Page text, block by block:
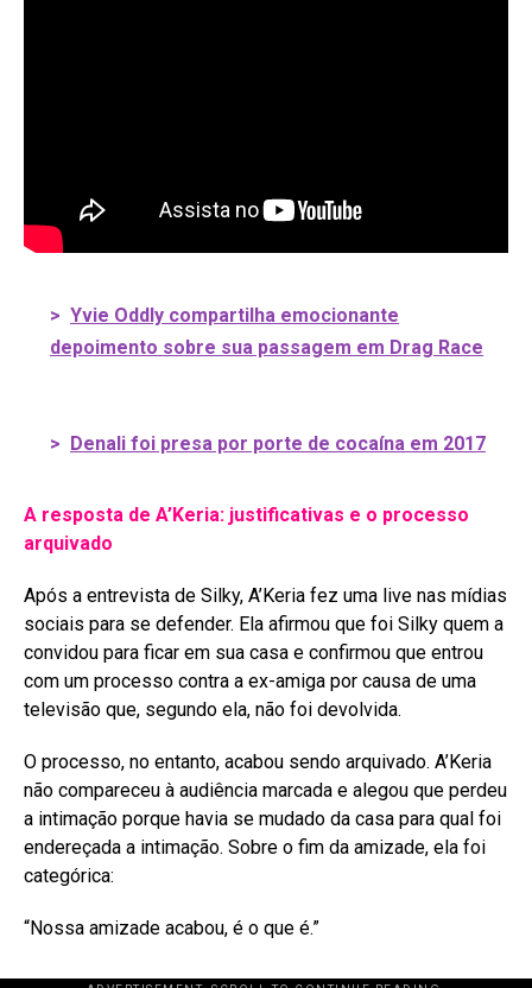
> Yvie Oddly compartilha emocionante
depoimento sobre sua passagem em Drag Race
> Denali foi presa por porte de cocaína em 2017
A resposta de A’Keria: justificativas e o processo
arquivado
Após a entrevista de Silky, A’Keria fez uma live nas mídias
sociais para se defender. Ela afirmou que foi Silky quem a
convidou para ficar em sua casa e confirmou que entrou
com um processo contra a ex-amiga por causa de uma
televisão que, segundo ela, não foi devolvida.
O processo, no entanto, acabou sendo arquivado. A’Keria
não compareceu à audiência marcada e alegou que perdeu
a intimação porque havia se mudado da casa para qual foi
endereçada a intimação. Sobre o fim da amizade, ela foi
categórica:
“Nossa amizade acabou, é o que é.”